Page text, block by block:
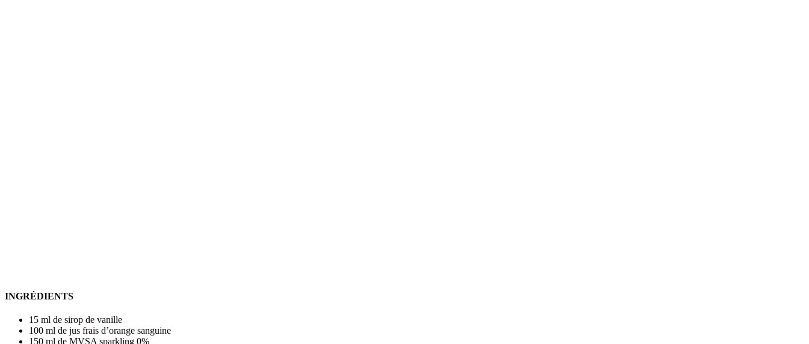
INGRÉDIENTS
15 ml de sirop de vanille
100 ml de jus frais d’orange sanguine
150 ml de MVSA sparkling 0%